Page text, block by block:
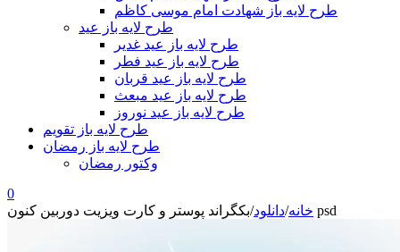
طرح لایه باز شهادت امام موسی کاظم
طرح لایه باز عید
طرح لایه باز عید غدیر
طرح لایه باز عید فطر
طرح لایه باز عید قربان
طرح لایه باز عید مبعث
طرح لایه باز عید نوروز
طرح لایه باز تقویم
طرح لایه باز رمضان
وکتور رمضان
0
خانه/دانلود/ بکگراند پوستر و کارت ویزیت دوربین کنون psd